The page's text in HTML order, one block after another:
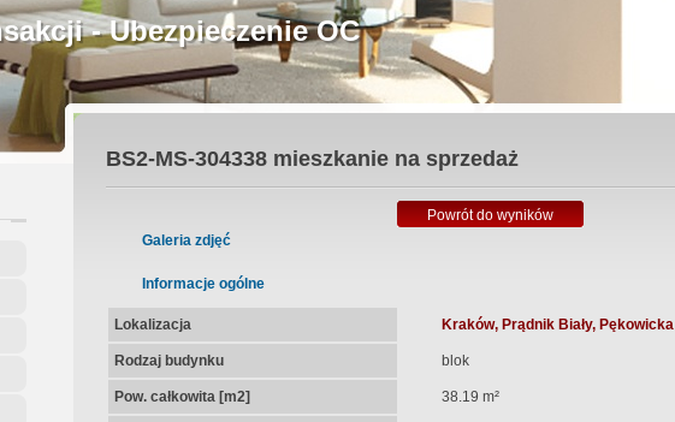
- Ubezpieczenie OC
Umowa Notarialna
BS2-MS-304338mieszkanie na sprzedaż
Powrót do wyników
Galeria zdjęć
Informacje ogólne
Lokalizacja Kraków, Prądnik Biały, Pękowicka
Rodzaj budynku blok
Pow. całkowita [m2] 38.19 m²